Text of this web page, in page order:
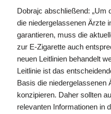
Dobrajc abschließend: „Um
die niedergelassenen Ärzte
garantieren, muss die
zur E-Zigarette auch
neuen Leitlinien behandelt
Leitlinie ist das
Basis die niedergelassenen
konzipieren. Daher sollten
relevanten Informationen in